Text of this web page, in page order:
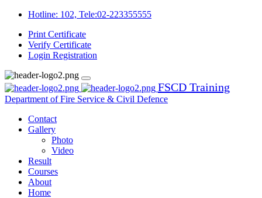
Hotline: 102, Tele:02-223355555
Print Certificate
Verify Certificate
Login Registration
FSCD Training
Department of Fire Service & Civil Defence
Contact
Gallery
Photo
Video
Result
Courses
About
Home